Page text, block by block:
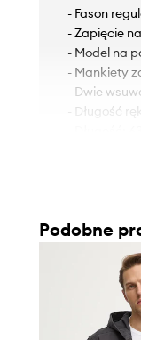
- Fason
- Zapięcie
- Model na
- Mankiety
- Dwie
- Długość
Podobne